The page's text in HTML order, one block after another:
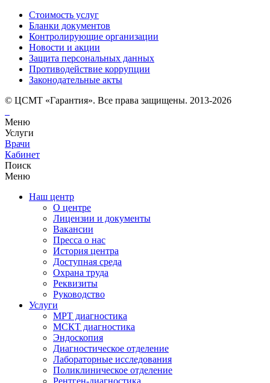
Стоимость услуг
Бланки документов
Контролирующие организации
Новости и акции
Защита персональных данных
Противодействие коррупции
Законодательные акты
© ЦСМТ «Гарантия». Все права защищены. 2013-2026
Меню
Услуги
Врачи
Кабинет
Поиск
Меню
Наш центр
О центре
Лицензии и документы
Вакансии
Пресса о нас
История центра
Доступная среда
Охрана труда
Реквизиты
Руководство
Услуги
МРТ диагностика
МСКТ диагностика
Эндоскопия
Диагностическое отделение
Лабораторные исследования
Поликлиническое отделение
Рентген-диагностика